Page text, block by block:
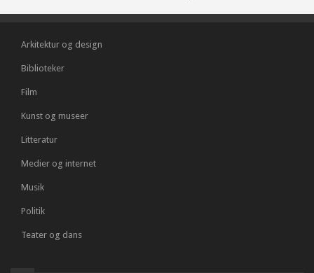
Arkitektur og design
Biblioteker
Film
Kunst og museer
Litteratur
Medier og internet
Musik
Politik
Teater og dans